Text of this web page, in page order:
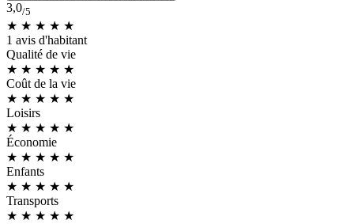
3,0/5
★ ★ ★ ★ ★
1 avis d'habitant
Qualité de vie
★ ★ ★ ★ ★
Coût de la vie
★ ★ ★ ★ ★
Loisirs
★ ★ ★ ★ ★
Économie
★ ★ ★ ★ ★
Enfants
★ ★ ★ ★ ★
Transports
★ ★ ★ ★ ★